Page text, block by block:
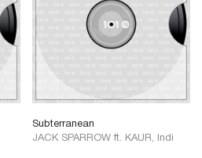
Subterranean
JACK SPARROW ft. KAUR, Indi